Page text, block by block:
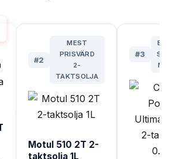
#2
MEST
PRISVÄRD
2-
TAKTSOLJA
Motul 510 2T 2-
taktsolja 1L
#3